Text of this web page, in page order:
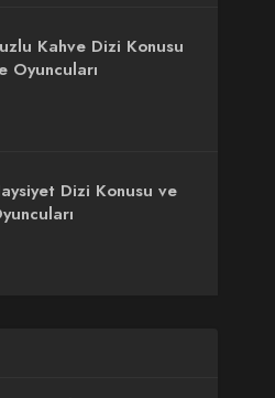
Kahve Dizi Konusu
Oyuncuları
Dizi Konusu ve